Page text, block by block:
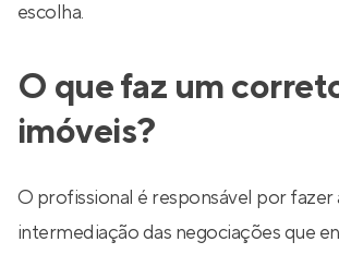
escolha.
O que faz um
imóveis?
O profissional é responsável por fazer
intermediação das negociações que